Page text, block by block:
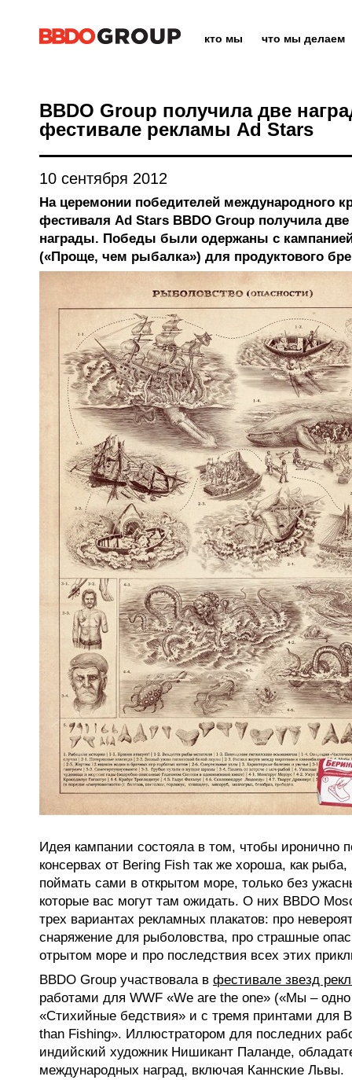
кто мы что мы делаем
BBDO Group получила две
фестивале рекламы Ad Stars
10 сентября 2012
На церемонии победителей международного
фестиваля Ad Stars BBDO Group получила
награды. Победы были одержаны с
(«Проще, чем рыбалка») для продуктового
Идея кампании состояла в том, чтобы иронично
консервах от Bering Fish так же хороша, как
поймать сами в открытом море, только без
которые вас могут там ожидать. О них BBDO
трех вариантах рекламных плакатов: про
снаряжение для рыболовства, про страшные
отрытом море и про последствия всех этих
BBDO Group участвовала в фестивале звезд
работами для WWF «We are the one» («Мы –
«Стихийные бедствия» и с тремя принтами для
than Fishing». Иллюстратором для последних
индийский художник Нишикант Паланде,
международных наград, включая Каннские Львы.